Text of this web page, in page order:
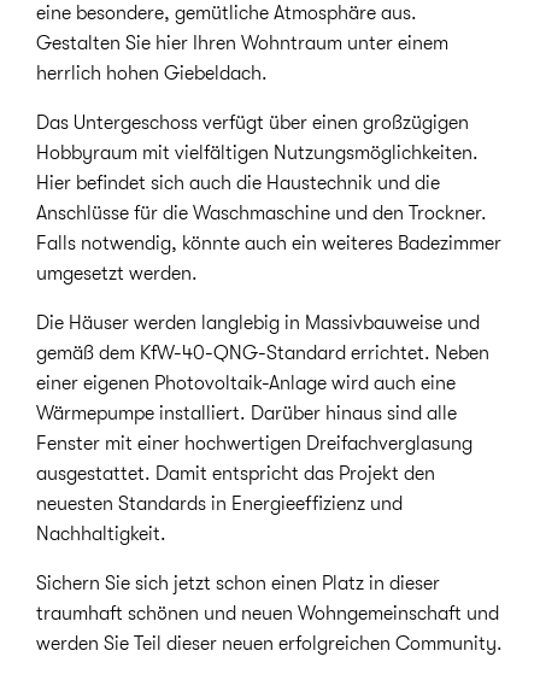
eine besondere, gemütliche Atmosphäre aus.
Gestalten Sie hier Ihren Wohntraum unter einem
herrlich hohen Giebeldach.
Das Untergeschoss verfügt über einen großzügigen
Hobbyraum mit vielfältigen Nutzungsmöglichkeiten.
Hier befindet sich auch die Haustechnik und die
Anschlüsse für die Waschmaschine und den Trockner.
Falls notwendig, könnte auch ein weiteres Badezimmer
umgesetzt werden.
Die Häuser werden langlebig in Massivbauweise und
gemäß dem KfW-40-QNG-Standard errichtet. Neben
einer eigenen Photovoltaik-Anlage wird auch eine
Wärmepumpe installiert. Darüber hinaus sind alle
Fenster mit einer hochwertigen Dreifachverglasung
ausgestattet. Damit entspricht das Projekt den
neuesten Standards in Energieeffizienz und
Nachhaltigkeit.
Sichern Sie sich jetzt schon einen Platz in dieser
traumhaft schönen und neuen Wohngemeinschaft und
werden Sie Teil dieser neuen erfolgreichen Community.